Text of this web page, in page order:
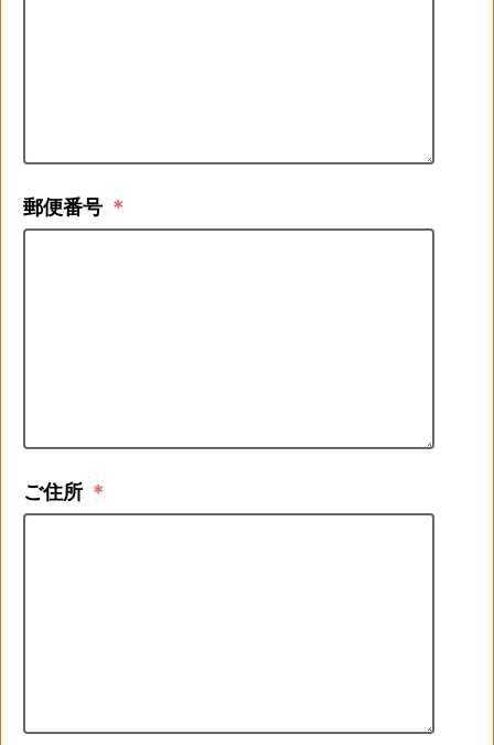
郵便番号 ＊
ご住所 ＊